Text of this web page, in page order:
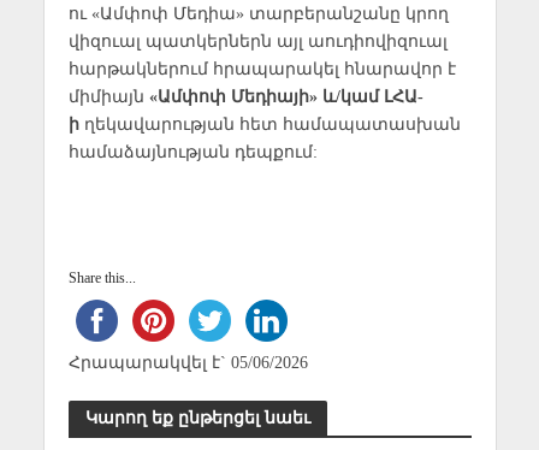
ու «Ամփոփ Մեդիա» տարբերանշանը կրող
վիզուալ պատկերներն այլ աուդիովիզուալ
հարթակներում հրապարակել հնարավոր է
միմիայն «Ամփոփ Մեդիայի» և/կամ ԼՀԱ-
իղեկավարության հետ համապատասխան
համաձայնության դեպքում:
Share this...
Հրապարակվել է` 05/06/2026
Կարող եք ընթերցել նաեւ